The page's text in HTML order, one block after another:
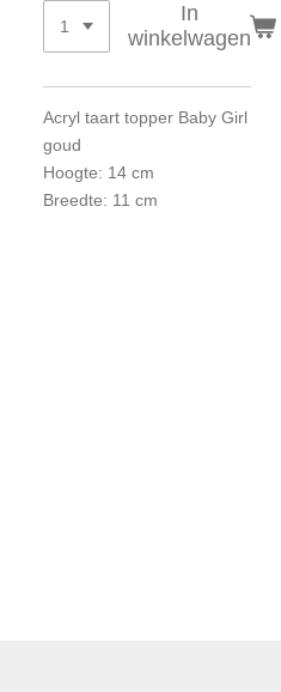
In
winkelwagen
Acryl taart topper Baby Girl
goud
Hoogte: 14 cm
Breedte: 11 cm